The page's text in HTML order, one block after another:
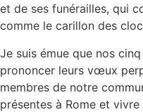
et de ses funérailles, qui
comme le carillon des
Je suis émue que nos
prononcer leurs vœux
membres de notre
présentes à Rome et